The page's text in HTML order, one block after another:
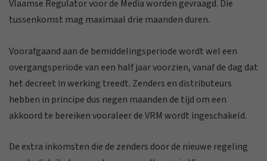
Vlaamse Regulator voor de Media worden gevraagd. Die
tussenkomst mag maximaal drie maanden duren.
Voorafgaand aan de bemiddelingsperiode wordt wel een
overgangsperiode van een half jaar voorzien, vanaf de dag dat
het decreet in werking treedt. Zenders en distributeurs
hebben in principe dus negen maanden de tijd om een
akkoord te bereiken vooraleer de VRM wordt ingeschakeld.
De extra inkomsten die de zenders door de nieuwe regeling